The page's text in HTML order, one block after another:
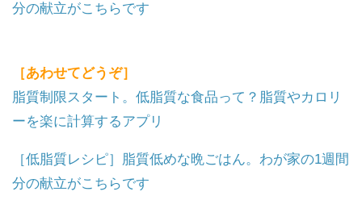
分の献立がこちらです
［あわせてどうぞ］
脂質制限スタート。低脂質な食品って？脂質やカロリ
ーを楽に計算するアプリ
［低脂質レシピ］脂質低めな晩ごはん。わが家の1週間
分の献立がこちらです